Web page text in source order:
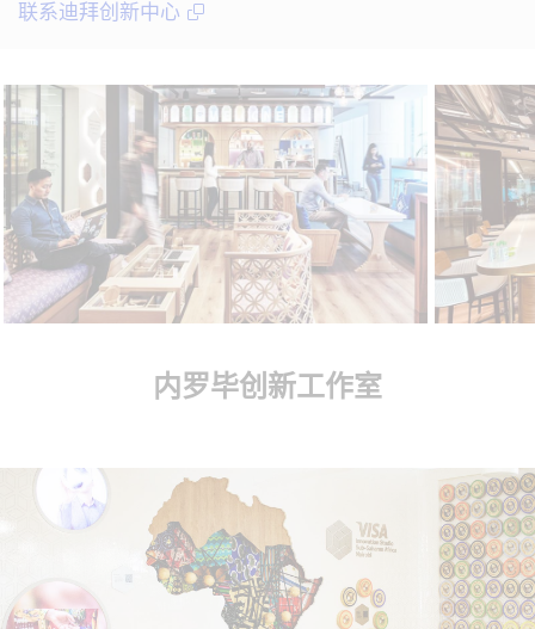
联系迪拜创新中心
内罗毕创新工作室